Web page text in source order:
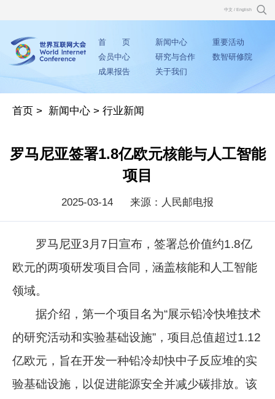
中文 / English
首 页 新闻中心
重要活动
会员中心
研究与合作
数智研修院
成果报告
关于我们
首页 > 新闻中心 >行业新闻
罗马尼亚签署1.8亿欧元核能与人工智能
项目
2025-03-14 来源：人民邮电报
罗马尼亚3月7日宣布，签署总价值约1.8亿
欧元的两项研发项目合同，涵盖核能和人工智能
领域。
据介绍，第一个项目名为“展示铅冷快堆技术
的研究活动和实验基础设施”，项目总值超过1.12
亿欧元，旨在开发一种铅冷却快中子反应堆的实
验基础设施，以促进能源安全并减少碳排放。该